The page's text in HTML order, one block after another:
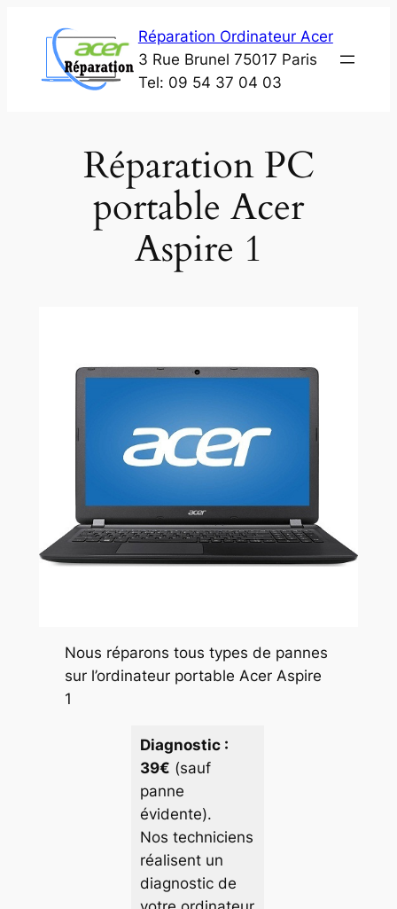
contenu
Réparation Ordinateur Acer
3 Rue Brunel 75017 Paris
Tel: 09 54 37 04 03
Réparation PC
portable Acer
Aspire 1
Nous réparons tous types de pannes
sur l’ordinateur portable Acer Aspire
1
Diagnostic :
39€ (sauf
panne
évidente).
Nos techniciens
réalisent un
diagnostic de